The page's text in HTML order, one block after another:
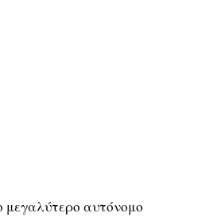
μεγαλύτερο αυτόνομο